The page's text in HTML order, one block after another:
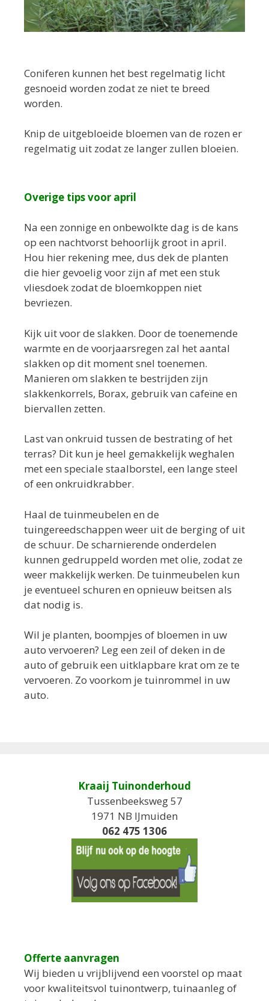
Coniferen kunnen het best regelmatig licht
gesnoeid worden zodat ze niet te breed
worden.
Knip de uitgebloeide bloemen van de rozen er
regelmatig uit zodat ze langer zullen bloeien.
Overige tips voor april
Na een zonnige en onbewolkte dag is de kans
op een nachtvorst behoorlijk groot in april.
Hou hier rekening mee, dus dek de planten
die hier gevoelig voor zijn af met een stuk
vliesdoek zodat de bloemkoppen niet
bevriezen.
Kijk uit voor de slakken. Door de toenemende
warmte en de voorjaarsregen zal het aantal
slakken op dit moment snel toenemen.
Manieren om slakken te bestrijden zijn
slakkenkorrels, Borax, gebruik van cafeïne en
biervallen zetten.
Last van onkruid tussen de bestrating of het
terras? Dit kun je heel gemakkelijk weghalen
met een speciale staalborstel, een lange steel
of een onkruidkrabber.
Haal de tuinmeubelen en de
tuingereedschappen weer uit de berging of uit
de schuur. De scharnierende onderdelen
kunnen gedruppeld worden met olie, zodat ze
weer makkelijk werken. De tuinmeubelen kun
je eventueel schuren en opnieuw beitsen als
dat nodig is.
Wil je planten, boompjes of bloemen in uw
auto vervoeren? Leg een zeil of deken in de
auto of gebruik een uitklapbare krat om ze te
vervoeren. Zo voorkom je tuinrommel in uw
auto.
Kraaij Tuinonderhoud
Tussenbeeksweg 57
1971 NB IJmuiden
062 475 1306
Offerte aanvragen
Wij bieden u vrijblijvend een voorstel op maat
voor kwaliteitsvol tuinontwerp, tuinaanleg of